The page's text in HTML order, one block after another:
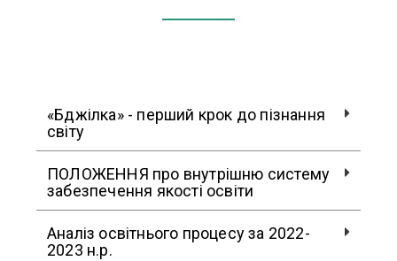
«Бджілка» - перший крок до пізнання
світу
ПОЛОЖЕННЯ про внутрішню систему
забезпечення якості освіти
Аналіз освітнього процесу за 2022-
2023 н.р.